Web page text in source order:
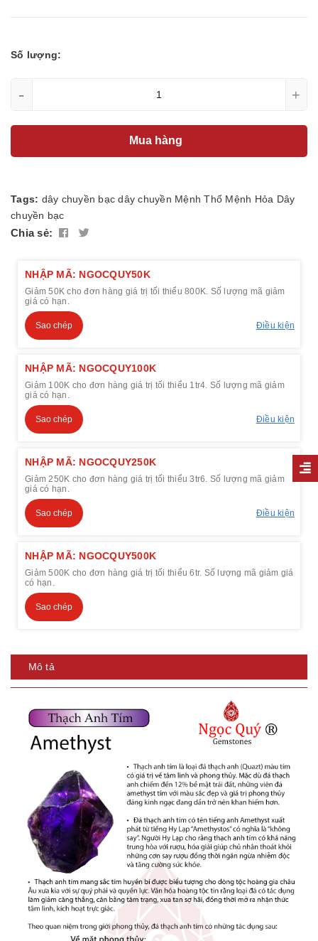
Số lượng:
- +
Mua hàng
Tags: dây chuyền bạc dây chuyền Mệnh Thổ Mệnh Hỏa Dây
chuyền bạc
Chia sẻ:
NHẬP MÃ: NGOCQUY50K
Giảm 50K cho đơn hàng giá trị tối thiểu 800K. Số lượng mã giảm
giá có hạn.
Sao chép Điều kiện
NHẬP MÃ: NGOCQUY100K
Giảm 100K cho đơn hàng giá trị tối thiểu 1tr4. Số lượng mã giảm
giá có hạn.
Sao chép Điều kiện
NHẬP MÃ: NGOCQUY250K
Giảm 250K cho đơn hàng giá trị tối thiểu 3tr6. Số lượng mã giảm
giá có hạn.
Sao chép Điều kiện
NHẬP MÃ: NGOCQUY500K
Giảm 500K cho đơn hàng giá trị tối thiểu 6tr. Số lượng mã giảm giá
có hạn.
Sao chép
Mô tả